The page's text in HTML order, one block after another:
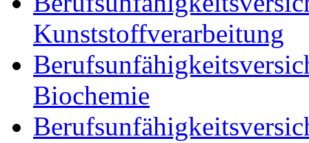
Kunststoffverarbeitung
Biochemie